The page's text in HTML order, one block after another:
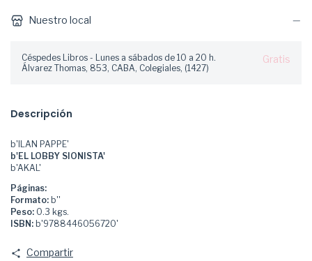
Nuestro local
Céspedes Libros - Lunes a sábados de 10 a 20 h.
Álvarez Thomas, 853, CABA, Colegiales, (1427)
Gratis
Descripción
b'ILAN PAPPE'
b'EL LOBBY SIONISTA'
b'AKAL'
Páginas:
Formato: b''
Peso: 0.3 kgs.
ISBN: b'9788446056720'
Compartir